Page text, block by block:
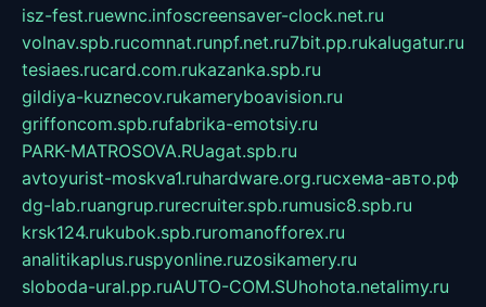
isz-fest.ruewnc.infoscreensaver-clock.net.ru
volnav.spb.rucomnat.runpf.net.ru7bit.pp.rukalugatur.ru
tesiaes.rucard.com.rukazanka.spb.ru
gildiya-kuznecov.rukameryboavision.ru
griffoncom.spb.rufabrika-emotsiy.ru
PARK-MATROSOVA.RUagat.spb.ru
avtoyurist-moskva1.ruhardware.org.ruсхема-авто.рф
dg-lab.ruangrup.rurecruiter.spb.rumusic8.spb.ru
krsk124.rukubok.spb.ruromanofforex.ru
analitikaplus.ruspyonline.ruzosikamery.ru
sloboda-ural.pp.ruAUTO-COM.SUhohota.netalimy.ru